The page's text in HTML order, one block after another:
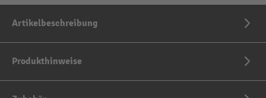
Artikelbeschreibung
Produkthinweise